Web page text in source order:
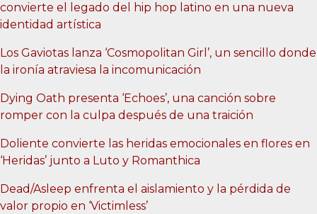
convierte el legado del hip hop latino en una nueva
identidad artística
Los Gaviotas lanza ‘Cosmopolitan Girl’, un sencillo donde
la ironía atraviesa la incomunicación
Dying Oath presenta ‘Echoes’, una canción sobre
romper con la culpa después de una traición
Doliente convierte las heridas emocionales en flores en
‘Heridas’ junto a Luto y Romanthica
Dead/Asleep enfrenta el aislamiento y la pérdida de
valor propio en ‘Victimless’